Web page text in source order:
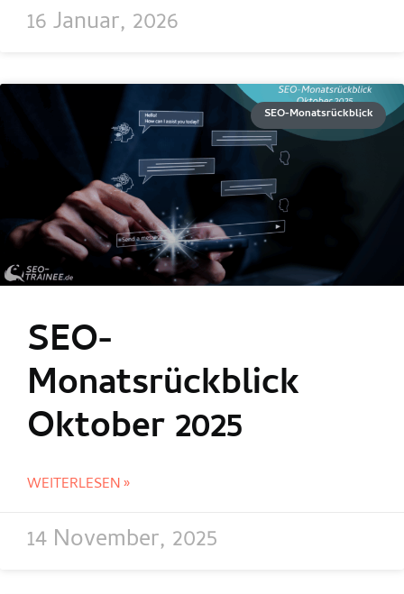
16 Januar, 2026
SEO-Monatsrückblick
SEO-
Monatsrückblick
Oktober 2025
WEITERLESEN »
14 November, 2025